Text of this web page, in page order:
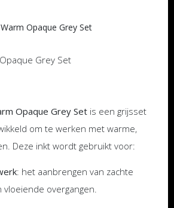
Opaque Grey Set
Grey Set
Opaque Grey Setis een grijsset
om te werken met warme,
Deze inkt wordt gebruikt voor:
: het aanbrengen van zachte
vloeiende overgangen.